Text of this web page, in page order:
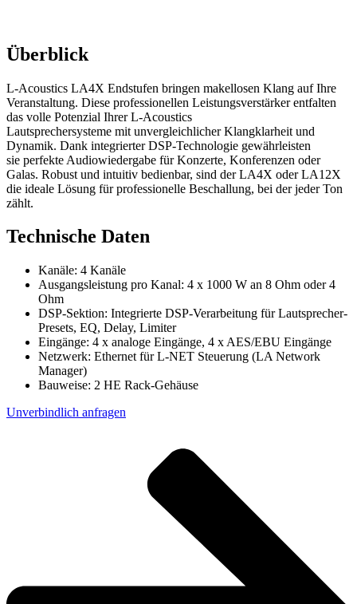
Überblick
L-Acoustics LA4X Endstufen bringen makellosen Klang auf Ihre
Veranstaltung. Diese professionellen Leistungsverstärker entfalten
das volle Potenzial Ihrer L-Acoustics
Lautsprechersysteme mit unvergleichlicher Klangklarheit und
Dynamik. Dank integrierter DSP-Technologie gewährleisten
sie perfekte Audiowiedergabe für Konzerte, Konferenzen oder
Galas. Robust und intuitiv bedienbar, sind der LA4X oder LA12X
die ideale Lösung für professionelle Beschallung, bei der jeder Ton
zählt.
Technische Daten
Kanäle: 4 Kanäle
Ausgangsleistung pro Kanal: 4 x 1000 W an 8 Ohm oder 4
Ohm
DSP-Sektion: Integrierte DSP-Verarbeitung für Lautsprecher-
Presets, EQ, Delay, Limiter
Eingänge: 4 x analoge Eingänge, 4 x AES/EBU Eingänge
Netzwerk: Ethernet für L-NET Steuerung (LA Network
Manager)
Bauweise: 2 HE Rack-Gehäuse
Unverbindlich anfragen